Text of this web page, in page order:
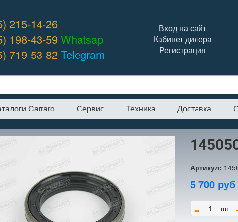
215-14-26
198-43-59Whatsap
719-53-82Telegram
Вход на сайт
Кабинет дилера
Регистрация
Carraro Сервис Техника Доставка
→Интернет-магазин →CARRARO Сальники→ 145050 сальник
Артикул:
5 700 руб
- шт